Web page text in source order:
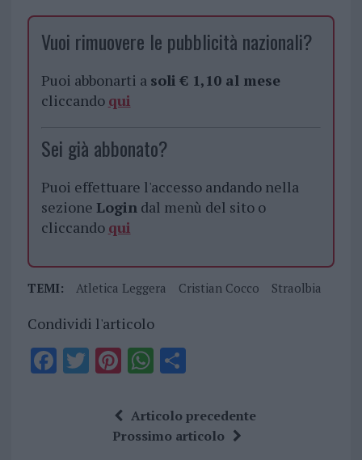
Vuoi rimuovere le pubblicità nazionali?
Puoi abbonarti a soli € 1,10 al mese
cliccando qui
Sei già abbonato?
Puoi effettuare l'accesso andando nella
sezione Logindal menù del sito o
cliccando qui
TEMI: Atletica Leggera Cristian Cocco Straolbia
Condividi l'articolo
F T Pi
te
re
W
at
s
S
a
re
Articolo precedente
Prossimo articolo